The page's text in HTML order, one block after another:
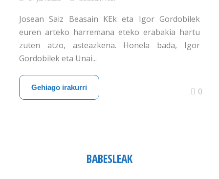
Josean Saiz Beasain KEk eta Igor Gordobilek
euren arteko harremana eteko erabakia hartu
zuten atzo, asteazkena. Honela bada, Igor
Gordobilek eta Unai...
Gehiago irakurri 0
BABESLEAK